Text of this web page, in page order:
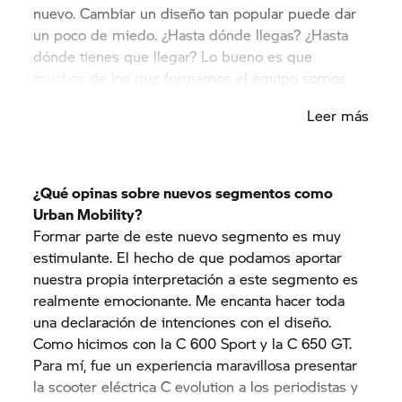
nuevo. Cambiar un diseño tan popular puede dar
un poco de miedo. ¿Hasta dónde llegas? ¿Hasta
dónde tienes que llegar? Lo bueno es que
muchos de los que formamos el equipo somos
GS. Así que sabemos lo que queremos de una
auténtica GS. Una que fuera fiel a sus orígenes,
con la apariencia y el diseño clásicos, pero con una
nueva interpretación dinámica.
Leer más
¿Qué opinas sobre nuevos segmentos como
Urban Mobility?
Formar parte de este nuevo segmento es muy
estimulante. El hecho de que podamos aportar
nuestra propia interpretación a este segmento es
realmente emocionante. Me encanta hacer toda
una declaración de intenciones con el diseño.
Como hicimos con la C 600 Sport y laC 650 GT.
Para mí, fue un experiencia maravillosa presentar
la scooter eléctrica C evolution a los periodistas y